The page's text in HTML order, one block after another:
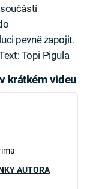
pevně zapojit.
Topi Pigula
krátkém videu
AUTORA